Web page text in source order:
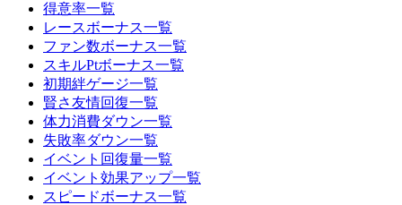
得意率一覧
レースボーナス一覧
ファン数ボーナス一覧
スキルPtボーナス一覧
初期絆ゲージ一覧
賢さ友情回復一覧
体力消費ダウン一覧
失敗率ダウン一覧
イベント回復量一覧
イベント効果アップ一覧
スピードボーナス一覧